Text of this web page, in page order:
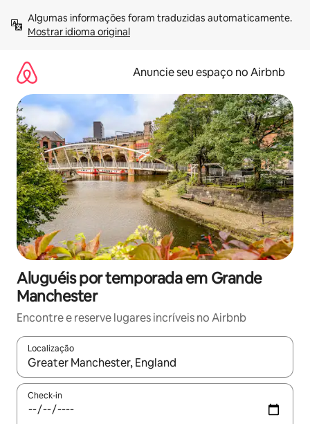
para
Mostrar idioma original
Anuncie seu espaço no Airbnb
Aluguéis por temporada em Grande
Manchester
Encontre e reserve lugares incríveis no Airbnb
Localização
Quando os resultados estiverem disponíveis, explore-os
Check-in